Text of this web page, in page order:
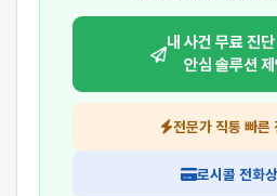
내 사건 무료 진
안심 솔루션 제
전문가 직통 빠른
로시콜 전화